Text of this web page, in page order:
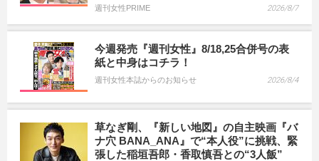
週刊女性PRIME 2026/8/7
今週発売『週刊女性』8/18,25合併号の表
紙と中身はコチラ！
週刊女性本誌からのお知らせ 2026/8/4
草なぎ剛、『新しい地図』の自主映画『バ
ナ穴 BANA_ANA』で“本人役”に挑戦、緊
張した稲垣吾郎・香取慎吾との“3人飯”